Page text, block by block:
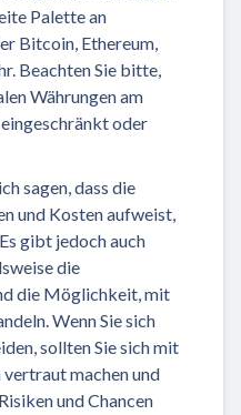
Palette an
Bitcoin, Ethereum,
Beachten Sie bitte,
Währungen am
oder
sagen, dass die
und Kosten aufweist,
gibt jedoch auch
die
die Möglichkeit, mit
Wenn Sie sich
sollten Sie sich mit
machen und
und Chancen